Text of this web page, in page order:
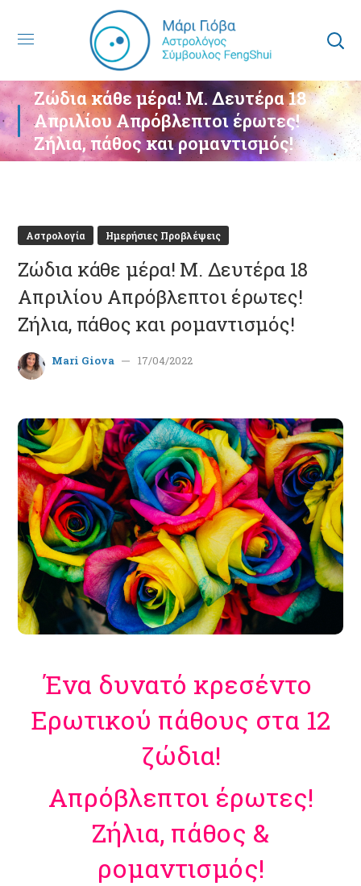
Ζώδια κάθε μέρα! Μ. Δευτέρα 18
Απριλίου Απρόβλεπτοι έρωτες!
Ζήλια, πάθος και ρομαντισμός!
Αστρολογία Ημερήσιες Προβλέψεις
Ζώδια κάθε μέρα! Μ. Δευτέρα 18
Απριλίου Απρόβλεπτοι έρωτες!
Ζήλια, πάθος και ρομαντισμός!
Mari Giova 17/04/2022
Ένα δυνατό κρεσέντο
Ερωτικού πάθους στα 12
ζώδια!
Απρόβλεπτοι έρωτες!
Ζήλια, πάθος &
ρομαντισμός!